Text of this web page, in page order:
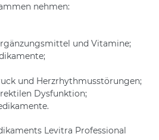
nehmen:
und Vitamine;
und Herzrhythmusstörungen;
Dysfunktion;
Levitra Professional